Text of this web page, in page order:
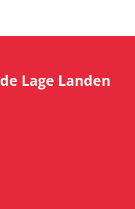
Lage Landen